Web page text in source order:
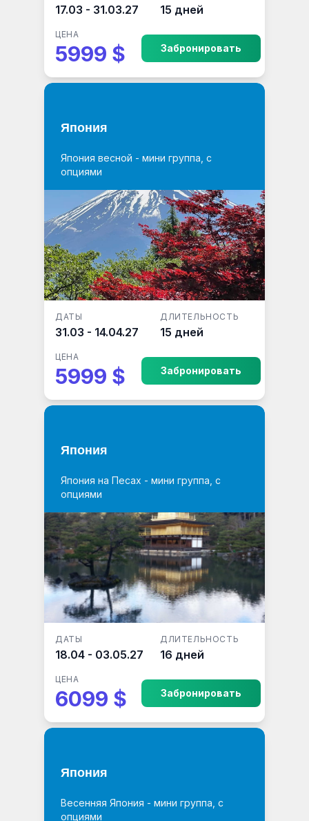
17.03 - 31.03.27 15 дней
ЦЕНА
5999 $ Забронировать
Япония
Япония весной - мини группа, с
опциями
ДАТЫ
31.03 - 14.04.27
ДЛИТЕЛЬНОСТЬ
15 дней
ЦЕНА
5999 $ Забронировать
Япония
Япония на Песах - мини группа, с
опциями
ДАТЫ
18.04 - 03.05.27
ДЛИТЕЛЬНОСТЬ
16 дней
ЦЕНА
6099 $ Забронировать
Япония
Весенняя Япония - мини группа, с
опциями